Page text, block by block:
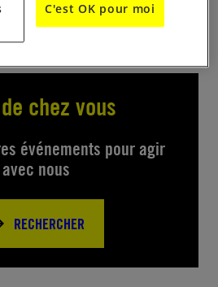
chez vous
événements pour agir
avec nous
RECHERCHER
C'est OK pour moi